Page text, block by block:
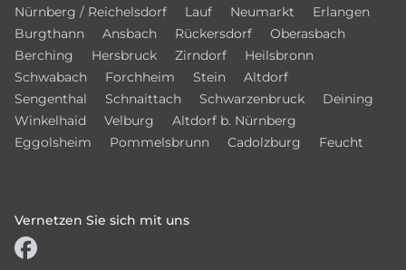
Nürnberg / Reichelsdorf
Lauf Neumarkt
Erlangen
Burgthann
Ansbach Rückersdorf
Oberasbach
Berching
Hersbruck Zirndorf
Heilsbronn
Schwabach
Forchheim Stein
Altdorf
Sengenthal
Schnaittach Schwarzenbruck
Deining
Winkelhaid
Velburg
Altdorf b. Nürnberg
Eggolsheim
Pommelsbrunn Cadolzburg Feucht
Vernetzen Sie sich mit uns